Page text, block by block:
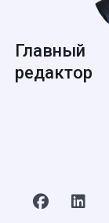
Главный
редактор